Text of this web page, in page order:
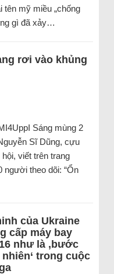
tên mỹ miều „chống
gì đã xảy…
rơi vào khủng
Sáng mùng 2
Sĩ Dũng, cựu
viết trên trang
người theo dõi: “Ổn
của Ukraine
cấp máy bay
như là ‚bước
trong cuộc